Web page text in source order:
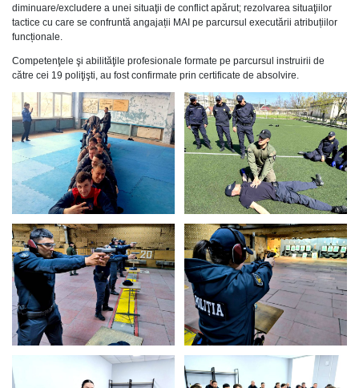
diminuare/excludere a unei situaţii de conflict apărut; rezolvarea situaţiilor
tactice cu care se confruntă angajații MAI pe parcursul executării atribuțiilor
funcționale.
Competenţele şi abilităţile profesionale formate pe parcursul instruirii de
către cei 19 poliţişti, au fost confirmate prin certificate de absolvire.